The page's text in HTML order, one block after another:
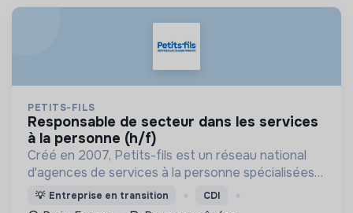
PETITS-FILS
responsable de secteur dans les services
à la personne (h/f)
Créé en 2007, Petits-fils est un réseau national
d'agences de services à la personne spécialisées
dans l'aide à domicile pour les personnes âgées.
💡 Entreprise en transition CDI